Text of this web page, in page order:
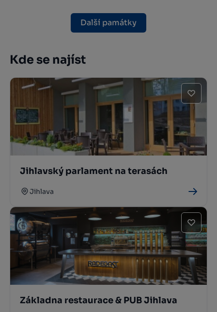
Další památky
Kde se najíst
Jihlavský parlament na terasách
Jihlava
Základna restaurace & PUB Jihlava